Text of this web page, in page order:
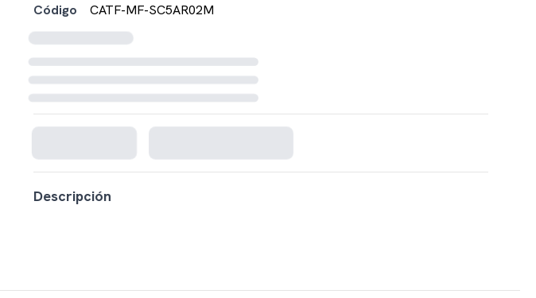
Código
CATF-MF-SC5AR02M
Cargando disponibilidad...
Descripción